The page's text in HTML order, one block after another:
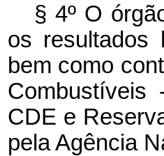
§ 4º O
os resultados
bem como
Combustíveis
CDE e
pela Agência